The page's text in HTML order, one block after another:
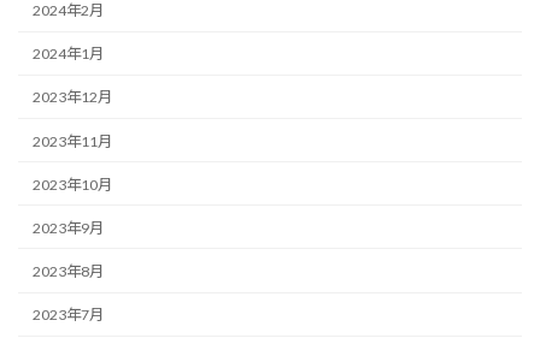
2024年2月
2024年1月
2023年12月
2023年11月
2023年10月
2023年9月
2023年8月
2023年7月